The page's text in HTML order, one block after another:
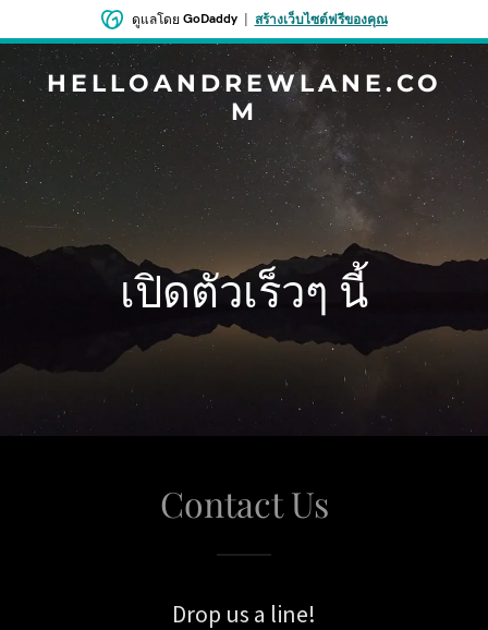
ดูแลโดย GoDaddy| สร้างเว็บไซต์ฟรีของคุณ
HELLOANDREWLANE.CO
M
เปิดตัวเร็วๆ นี้
Contact Us
Drop us a line!